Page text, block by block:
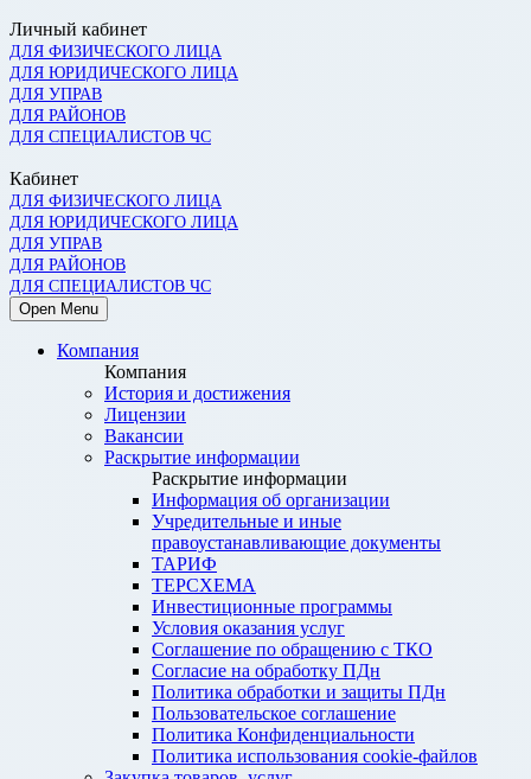
Личный кабинет
ДЛЯ ФИЗИЧЕСКОГО ЛИЦА
ДЛЯ ЮРИДИЧЕСКОГО ЛИЦА
ДЛЯ УПРАВ
ДЛЯ РАЙОНОВ
ДЛЯ СПЕЦИАЛИСТОВ ЧС
Кабинет
ДЛЯ ФИЗИЧЕСКОГО ЛИЦА
ДЛЯ ЮРИДИЧЕСКОГО ЛИЦА
ДЛЯ УПРАВ
ДЛЯ РАЙОНОВ
ДЛЯ СПЕЦИАЛИСТОВ ЧС
Open Menu
Компания
Компания
История и достижения
Лицензии
Вакансии
Раскрытие информации
Раскрытие информации
Информация об организации
Учредительные и иные
правоустанавливающие документы
ТАРИФ
ТЕРСХЕМА
Инвестиционные программы
Условия оказания услуг
Соглашение по обращению с ТКО
Согласие на обработку ПДн
Политика обработки и защиты ПДн
Пользовательское соглашение
Политика Конфиденциальности
Политика использования cookie-файлов